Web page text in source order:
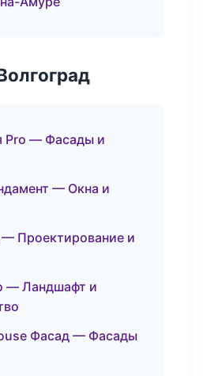
Pro — Фасады и
— Окна и
Проектирование и
— Ландшафт и
Фасад — Фасады